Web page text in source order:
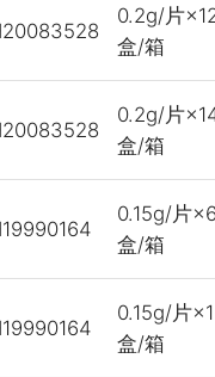
0.2g/片
盒/箱
0.2g/片
盒/箱
0.15g/片
盒/箱
0.15g/片
盒/箱